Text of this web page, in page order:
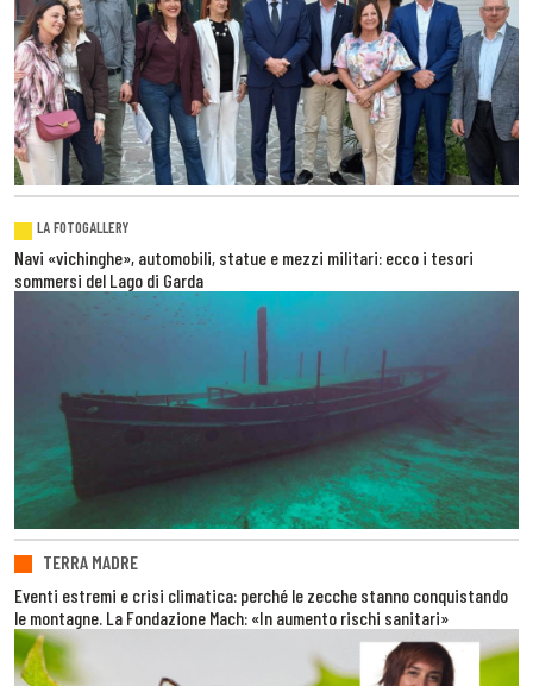
LA FOTOGALLERY
Navi «vichinghe», automobili, statue e mezzi militari: ecco i tesori
sommersi del Lago di Garda
TERRA MADRE
Eventi estremi e crisi climatica: perché le zecche stanno conquistando
le montagne. La Fondazione Mach: «In aumento rischi sanitari»